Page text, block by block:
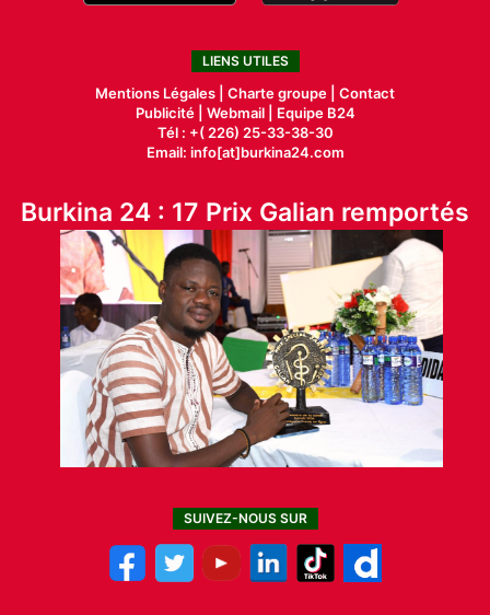
LIENS UTILES
Mentions Légales | Charte groupe | Contact
Publicité| Webmail |
Equipe B24
Tél : +( 226) 25-33-38-30
Email: info[at]burkina24.com
Burkina 24 : 17 Prix Galian remportés
SUIVEZ-NOUS SUR